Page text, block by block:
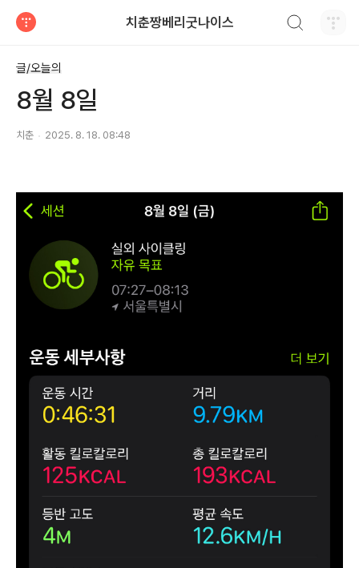
치춘짱베리굿나이스
글/오늘의
8월 8일
치춘 2025. 8. 18. 08:48